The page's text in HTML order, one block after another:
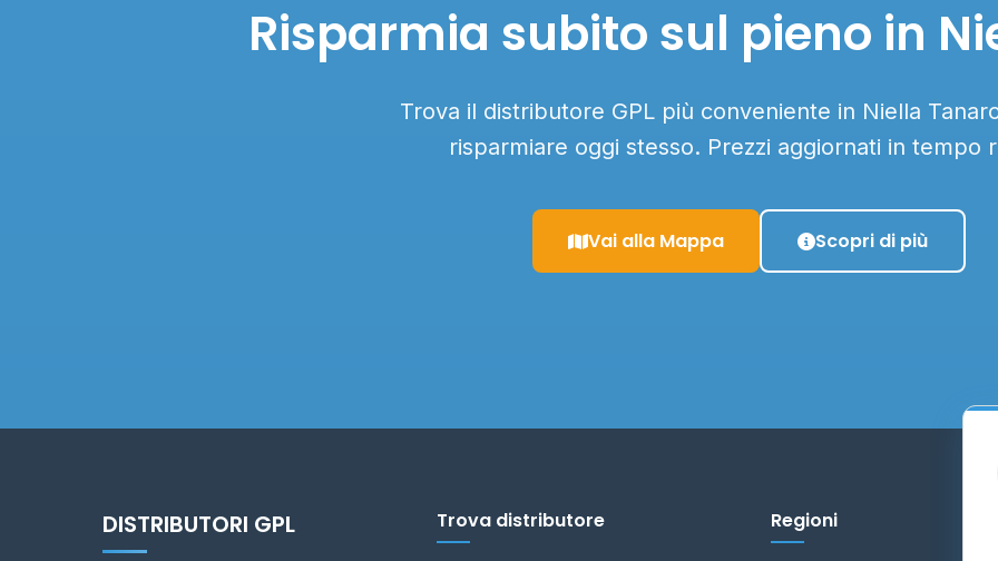
Risparmia subito sul pieno in
Trova il distributore GPL più conveniente in Niella
risparmiare oggi stesso. Prezzi aggiornati in tempo
Vai alla Mappa Scopri di più
DISTRIBUTORI GPL Trova distributore Regioni